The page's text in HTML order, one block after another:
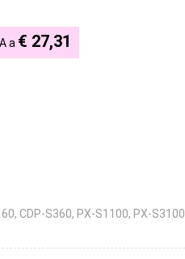
a € 27,31
CDP-S360, PX-S1100, PX-S3100